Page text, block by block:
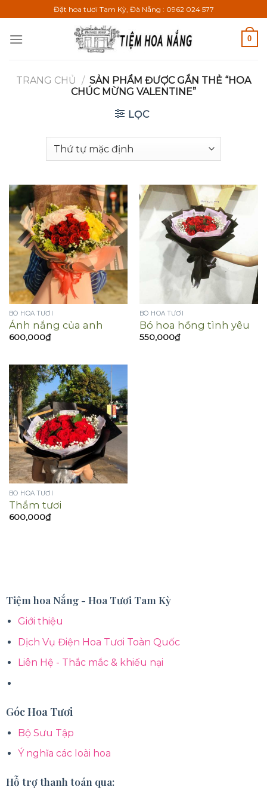
qua
nội
Đặt hoa tươi Tam Kỳ, Đà Nẵng : 0962 024 577
0
TRANG CHỦ / SẢN PHẨM ĐƯỢC GẮN THẺ “HOA
CHÚC MỪNG VALENTINE”
LỌC
BÓ HOA TƯƠI
Ánh nắng của anh
600,000₫
BÓ HOA TƯƠI
Bó hoa hồng tình yêu
550,000₫
BÓ HOA TƯƠI
Thắm tươi
600,000₫
Tiệm hoa Nắng - Hoa Tươi Tam Kỳ
Giới thiệu
Dịch Vụ Điện Hoa Tươi Toàn Quốc
Liên Hệ - Thắc mắc & khiếu nại
Góc Hoa Tươi
Bộ Sưu Tập
Ý nghĩa các loài hoa
Hỗ trợ thanh toán qua: